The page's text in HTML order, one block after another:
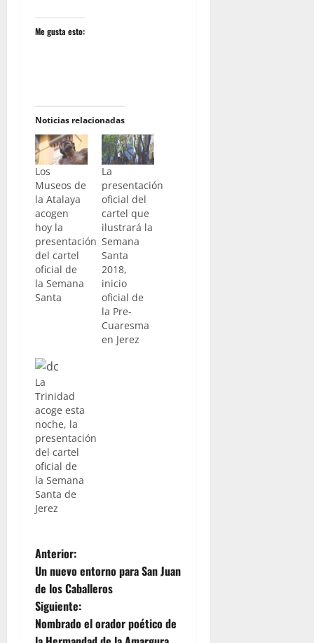
Me gusta esto:
Noticias relacionadas
Los
Museos de
la Atalaya
acogen
hoy la
presentación
del cartel
oficial de
la Semana
Santa
La
presentación
oficial del
cartel que
ilustrará la
Semana
Santa
2018,
inicio
oficial de
la Pre-
Cuaresma
en Jerez
La
Trinidad
acoge esta
noche, la
presentación
del cartel
oficial de
la Semana
Santa de
Jerez
N
a
v
Anterior:
Un nuevo entorno para San Juan
de los Caballeros
Siguiente:
Nombrado el orador poético de